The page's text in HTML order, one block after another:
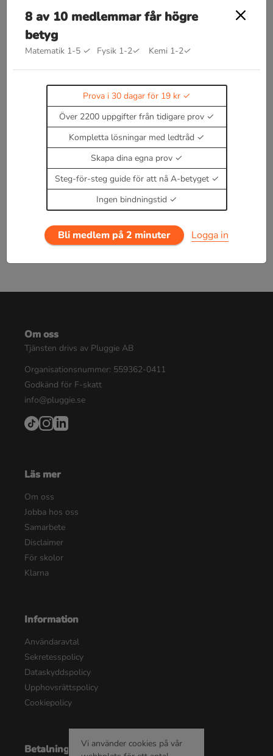
k-värdet
Tangentens ekvation
y−f(a)=f′(a) (x −a)
ktangent⋅knormal=−1
Enbart medlemmar kan kommentera.
dagar för 19 kr.
Logga inellerBli medlem nu
8 av 10 medlemmar får högre
betyg
Matematik 1-5 ✓ Fysik 1-2✓ Kemi 1-2✓
Prova i 30 dagar för 19 kr
Över 2200 uppgifter från tidigare prov
Kompletta lösningar med ledtråd
Skapa dina egna prov
Steg-för-steg guide för att nå A-betyget
Ingen bindningstid
Bli medlem på 2 minuter Logga in
Om oss
Tjänsten drivs av Pluggie AB
Organisationsnummer: 559362-0411
Godkänd för F-skatt
info@pluggie.se
Läs mer
Om oss
Jobba hos oss
Samarbete
Disclaimer
För skolor
Klarna
Information
Användaravtal
Sekretesspolicy
Dataskyddspolicy
Upphovsrättspolicy
Cookiepolicy
BetalningsalternativVi använder cookies på vår